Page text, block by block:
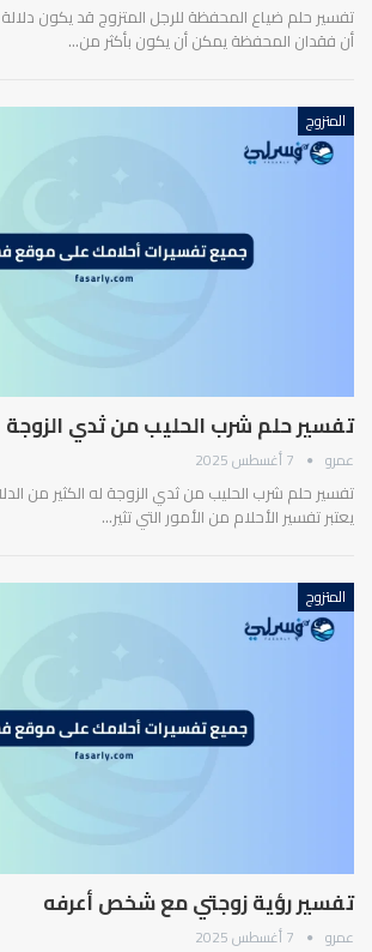
تفسير حلم ضياع المحفظة للرجل المتزوج قد يكون دلالة
أن فقدان المحفظة يمكن أن يكون بأكثر من…
المتزوج
تفسير حلم شرب الحليب من ثدي الزوجة
عمرو 7 أغسطس 2025
تفسير حلم شرب الحليب من ثدي الزوجة له الكثير من
يعتبر تفسير الأحلام من الأمور التي تثير…
المتزوج
تفسير رؤية زوجتي مع شخص أعرفه
عمرو 7 أغسطس 2025